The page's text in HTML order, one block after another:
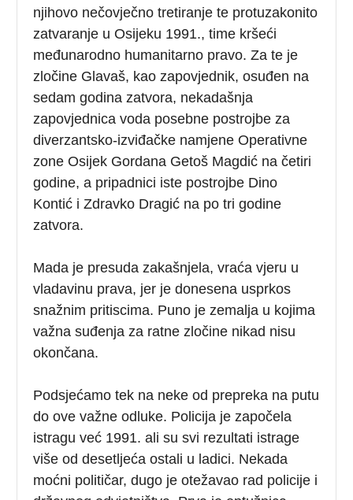
njihovo nečovječno tretiranje te protuzakonito
zatvaranje u Osijeku 1991., time kršeći
međunarodno humanitarno pravo. Za te je
zločine Glavaš, kao zapovjednik, osuđen na
sedam godina zatvora, nekadašnja
zapovjednica voda posebne postrojbe za
diverzantsko-izviđačke namjene Operativne
zone Osijek Gordana Getoš Magdić na četiri
godine, a pripadnici iste postrojbe Dino
Kontić i Zdravko Dragić na po tri godine
zatvora.
Mada je presuda zakašnjela, vraća vjeru u
vladavinu prava, jer je donesena usprkos
snažnim pritiscima. Puno je zemalja u kojima
važna suđenja za ratne zločine nikad nisu
okončana.
Podsjećamo tek na neke od prepreka na putu
do ove važne odluke. Policija je započela
istragu već 1991. ali su svi rezultati istrage
više od desetljeća ostali u ladici. Nekada
moćni političar, dugo je otežavao rad policije i